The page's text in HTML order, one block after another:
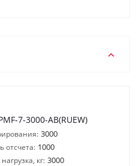
7-3000-AB(RUEW)
3000
отсчета: 1000
кг: 3000